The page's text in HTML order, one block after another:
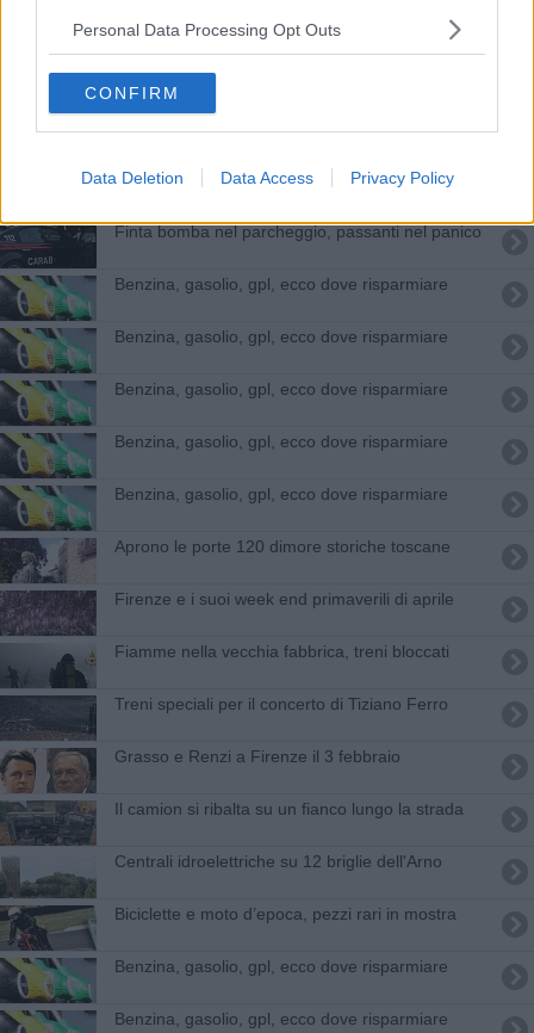
Personal Data Processing Opt Outs
CONFIRM
Data Deletion Data Access Privacy Policy
Una ciclopista che abbraccia tutta la Toscana
​Una ciclovia da Pontassieve a Firenze
Fiorentini in strada per salutare il Giro d'Italia
Finta bomba nel parcheggio, passanti nel panico
​Benzina, gasolio, gpl, ecco dove risparmiare
​Benzina, gasolio, gpl, ecco dove risparmiare
​Benzina, gasolio, gpl, ecco dove risparmiare
​Benzina, gasolio, gpl, ecco dove risparmiare
​Benzina, gasolio, gpl, ecco dove risparmiare
Aprono le porte 120 dimore storiche toscane
​Firenze e i suoi week end primaverili di aprile
Fiamme nella vecchia fabbrica, treni bloccati
Treni speciali per il concerto di Tiziano Ferro
Grasso e Renzi a Firenze il 3 febbraio
Il camion si ribalta su un fianco lungo la strada
Centrali idroelettriche su 12 briglie dell'Arno
Biciclette e moto d’epoca, pezzi rari in mostra
​Benzina, gasolio, gpl, ecco dove risparmiare
​Benzina, gasolio, gpl, ecco dove risparmiare